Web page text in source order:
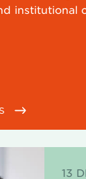
institutional
13